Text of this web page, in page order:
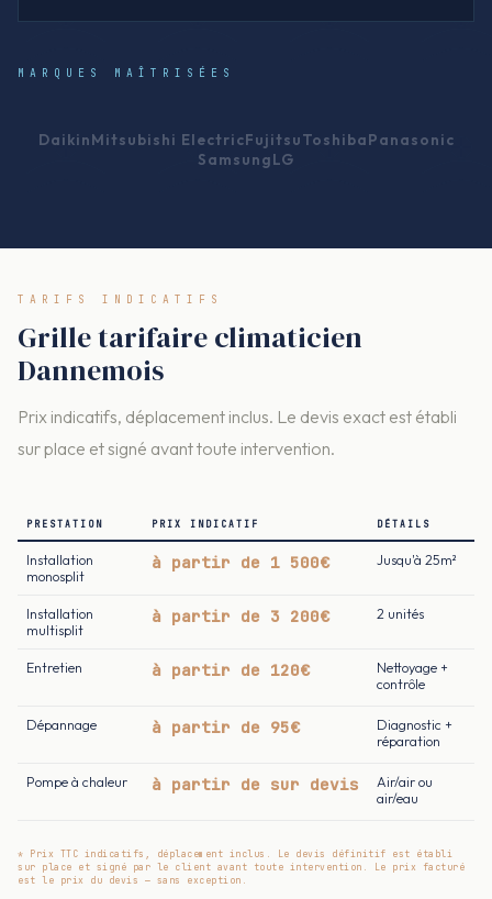
MARQUES MAÎTRISÉES
DaikinMitsubishi ElectricFujitsuToshibaPanasonic
SamsungLG
TARIFS INDICATIFS
Grille tarifaire climaticien
Dannemois
Prix indicatifs, déplacement inclus. Le devis exact est établi
sur place et signé avant toute intervention.
PRESTATION PRIX INDICATIF DÉTAILS
Installation
monosplit
à partir de 1 500€ Jusqu'à 25m²
Installation
multisplit
à partir de 3 200€ 2 unités
Entretien à partir de 120€
Nettoyage +
contrôle
Dépannage à partir de 95€
Diagnostic +
réparation
Pompe à chaleur à partir de sur devis
Air/air ou
air/eau
* Prix TTC indicatifs, déplacement inclus. Le devis définitif est établi
sur place et signé par le client avant toute intervention. Le prix facturé
est le prix du devis — sans exception.